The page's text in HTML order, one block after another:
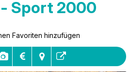
MEINEN WARENKORB
- Sport 2000
Favoriten hinzufügen